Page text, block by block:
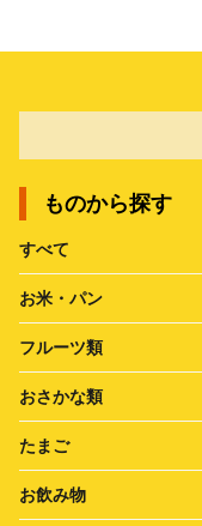
ものから探す
すべて
お米・パン
フルーツ類
おさかな類
たまご
お飲み物